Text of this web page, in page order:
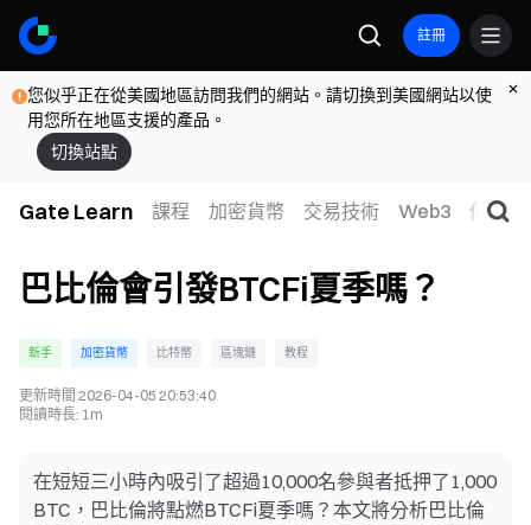
註冊
您似乎正在從美國地區訪問我們的網站。請切換到美國網站以使
用您所在地區支援的產品。
切換站點
Gate Learn 課程 加密貨幣 交易技術 Web3 傳統金
巴比倫會引發BTCFi夏季嗎？
新手 加密貨幣 比特幣 區塊鏈 教程
更新時間 2026-04-05 20:53:40
閱讀時長: 1m
在短短三小時內吸引了超過10,000名參與者抵押了1,000
BTC，巴比倫將點燃BTCFi夏季嗎？本文將分析巴比倫